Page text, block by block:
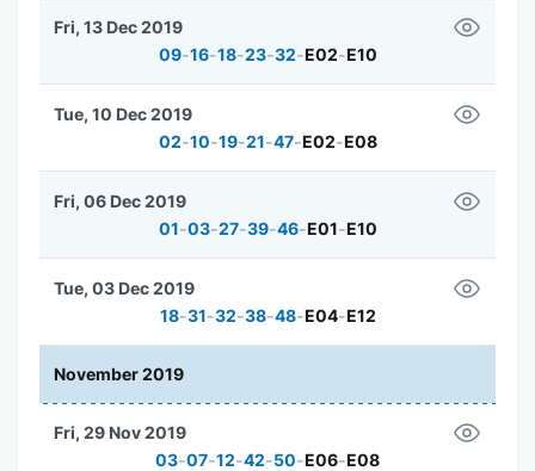
09-16-18-23-32-E02-E10
Fri, 13 Dec 2019
02-10-19-21-47-E02-E08
Tue, 10 Dec 2019
01-03-27-39-46-E01-E10
Fri, 06 Dec 2019
18-31-32-38-48-E04-E12
Tue, 03 Dec 2019
November 2019
03-07-12-42-50-E06-E08
Fri, 29 Nov 2019